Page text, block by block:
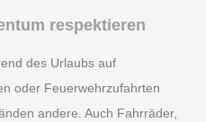
respektieren
des Urlaubs auf
oder Feuerwehrzufahrten
andere. Auch Fahrräder,